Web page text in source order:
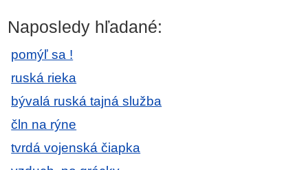
Naposledy hľadané:
pomýľ sa !
ruská rieka
bývalá ruská tajná služba
čln na rýne
tvrdá vojenská čiapka